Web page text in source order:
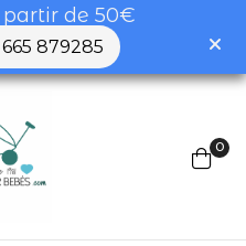
de 50€
879285
0